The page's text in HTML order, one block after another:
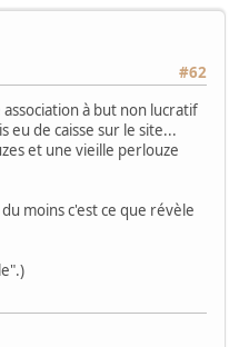
#62
à but non lucratif
eu de caisse sur le site...
et une vieille perlouze
moins c'est ce que révèle